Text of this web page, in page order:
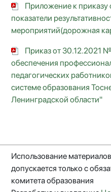
Приложение к приказу
показатели
мероприятий(дорожная
Приказ от 30.12.2021
обеспечения
педагогических
системе образования
Ленинградской области"
Использование
допускается только с
комитета образования